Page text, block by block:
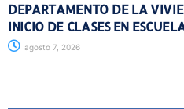
DEPARTAMENTO DE LA
INICIO DE CLASES EN
agosto 7, 2026